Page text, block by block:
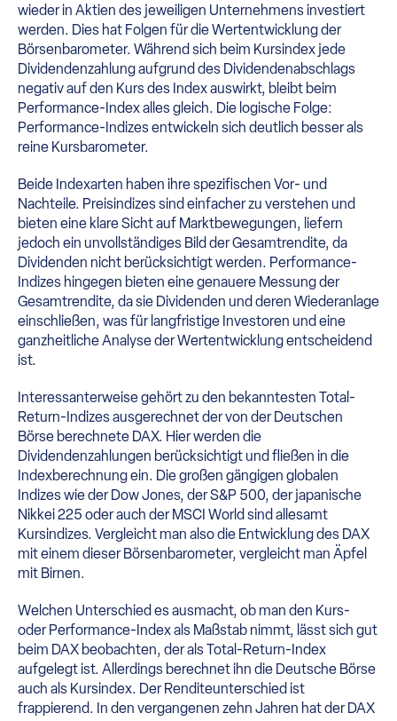
wieder in Aktien des jeweiligen Unternehmens investiert
werden. Dies hat Folgen für die Wertentwicklung der
Börsenbarometer. Während sich beim Kursindex jede
Dividendenzahlung aufgrund des Dividendenabschlags
negativ auf den Kurs des Index auswirkt, bleibt beim
Performance-Index alles gleich. Die logische Folge:
Performance-Indizes entwickeln sich deutlich besser als
reine Kursbarometer.
Beide Indexarten haben ihre spezifischen Vor- und
Nachteile. Preisindizes sind einfacher zu verstehen und
bieten eine klare Sicht auf Marktbewegungen, liefern
jedoch ein unvollständiges Bild der Gesamtrendite, da
Dividenden nicht berücksichtigt werden. Performance-
Indizes hingegen bieten eine genauere Messung der
Gesamtrendite, da sie Dividenden und deren Wiederanlage
einschließen, was für langfristige Investoren und eine
ganzheitliche Analyse der Wertentwicklung entscheidend
ist.
Interessanterweise gehört zu den bekanntesten Total-
Return-Indizes ausgerechnet der von der Deutschen
Börse berechnete DAX. Hier werden die
Dividendenzahlungen berücksichtigt und fließen in die
Indexberechnung ein. Die großen gängigen globalen
Indizes wie der Dow Jones, der S&P 500, der japanische
Nikkei 225 oder auch der MSCI World sind allesamt
Kursindizes. Vergleicht man also die Entwicklung des DAX
mit einem dieser Börsenbarometer, vergleicht man Äpfel
mit Birnen.
Welchen Unterschied es ausmacht, ob man den Kurs-
oder Performance-Index als Maßstab nimmt, lässt sich gut
beim DAX beobachten, der als Total-Return-Index
aufgelegt ist. Allerdings berechnet ihn die Deutsche Börse
auch als Kursindex. Der Renditeunterschied ist
frappierend. In den vergangenen zehn Jahren hat der DAX